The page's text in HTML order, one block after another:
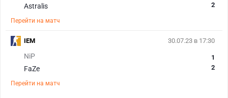
Astralis
2
Перейти на матч
30.07.23 в 17:30
NiP
FaZe
1
2
Перейти на матч
IEM